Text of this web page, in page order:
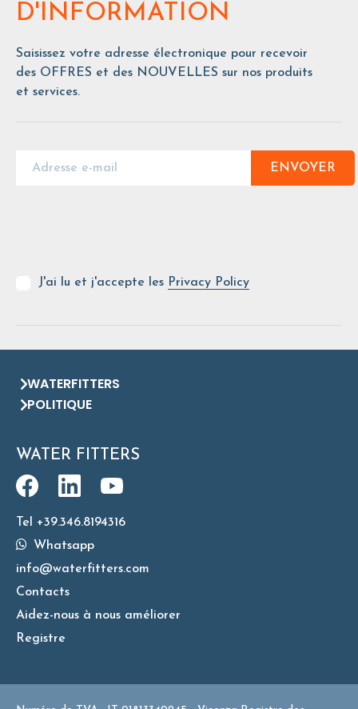
D'INFORMATION
Saisissez votre adresse électronique pour recevoir
des OFFRES et des NOUVELLES sur nos produits
et services.
ENVOYER
J'ai lu et j'accepte les Privacy Policy
WATERFITTERS
POLITIQUE
WATER FITTERS
Tel +39.346.8194316
Whatsapp
info@waterfitters.com
Contacts
Aidez-nous à nous améliorer
Registre